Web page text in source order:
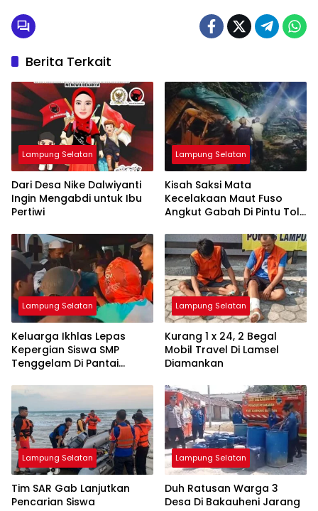
Berita Terkait
Lampung Selatan
Dari Desa Nike Dalwiyanti
Ingin Mengabdi untuk Ibu
Pertiwi
Lampung Selatan
Kisah Saksi Mata
Kecelakaan Maut Fuso
Angkut Gabah Di Pintu Tol
Lampung Selatan
Keluarga Ikhlas Lepas
Kepergian Siswa SMP
Tenggelam Di Pantai
Lampung Selatan
Kurang 1 x 24, 2 Begal
Mobil Travel Di Lamsel
Diamankan
Lampung Selatan
Tim SAR Gab Lanjutkan
Pencarian Siswa
Lampung Selatan
Duh Ratusan Warga 3
Desa Di Bakauheni Jarang